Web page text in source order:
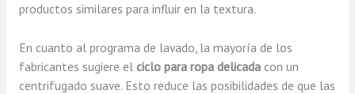
productos similares para influir en la textura.
En cuanto al programa de lavado, la mayoría de los
fabricantes sugiere el ciclo para ropa delicadacon un
centrifugado suave. Esto reduce las posibilidades de que las